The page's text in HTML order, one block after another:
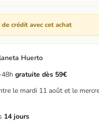
crédit avec cet achat
Huerto
gratuite dès 59€
le mardi 11 août et le
14 jours